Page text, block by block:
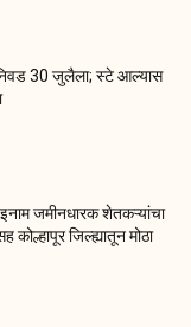
30 जुलैला; स्टे आल्यास
जमीनधारक शेतकऱ्यांचा
जिल्ह्यातून मोठा